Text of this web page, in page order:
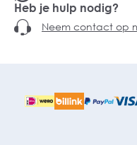
Heb je hulp nodig?
Neem contact op